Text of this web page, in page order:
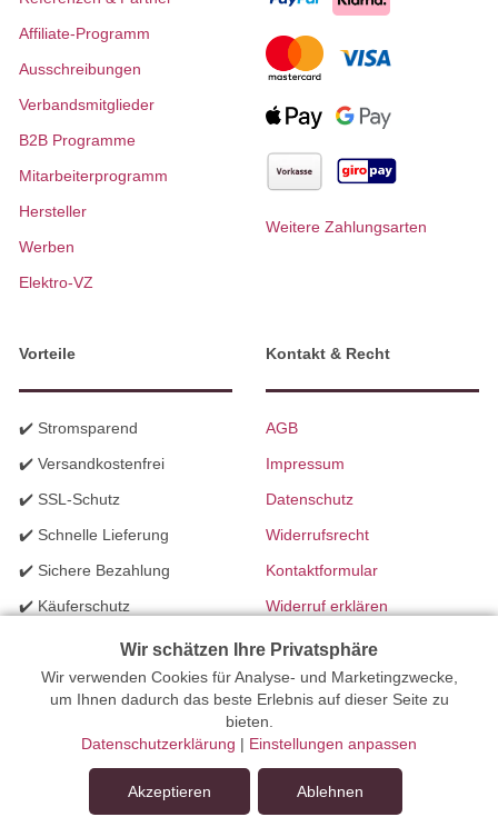
Affiliate-Programm
Ausschreibungen
Verbandsmitglieder
B2B Programme
Mitarbeiterprogramm
Hersteller
Werben
Elektro-VZ
Weitere Zahlungsarten
Vorteile
✔️ Stromsparend
✔️ Versandkostenfrei
✔️ SSL-Schutz
✔️ Schnelle Lieferung
✔️ Sichere Bezahlung
✔️ Käuferschutz
✔️ B2B Programm
✔️ Schneller Support
Kontakt & Recht
AGB
Impressum
Datenschutz
Widerrufsrecht
Kontaktformular
Widerruf erklären
Batteriegesetzhinweise
Richtlinien für Werbung
Ihr Onlinefachhandel für Beleuchtung seit 2012 | Erstellt mit
peleides.io
Wir schätzen Ihre Privatsphäre
Wir verwenden Cookies für Analyse- und Marketingzwecke,
um Ihnen dadurch das beste Erlebnis auf dieser Seite zu
bieten.
Datenschutzerklärung | Einstellungen anpassen
Akzeptieren Ablehnen